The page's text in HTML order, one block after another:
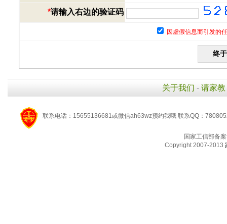
*请输入右边的验证码
因虚假信息而引发的
关于我们 - 请家教
联系电话：15655136681或微信ah63wz预约我哦 联系QQ：
国家工信部备
Copyright 2007-2013